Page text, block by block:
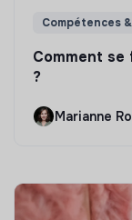
Compétences
Comment
?
Marianne